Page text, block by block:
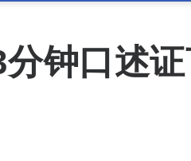
钟口述